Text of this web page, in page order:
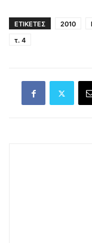
ΕΤΙΚΕΤΕΣ 2010
τ. 4